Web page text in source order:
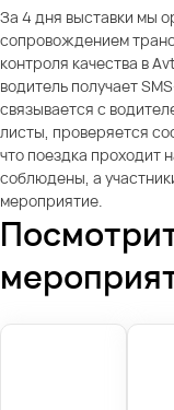
За 4 дня выставки мы
сопровождением
контроля качества в
водитель получает
связывается с
листы, проверяется
что поездка проходит
соблюдены, а
мероприятие.